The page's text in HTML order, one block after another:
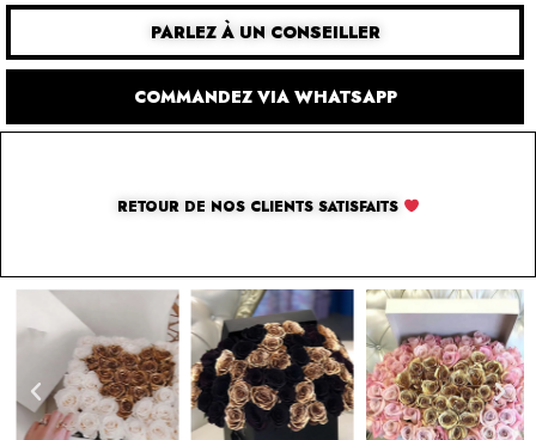
PARLEZ À UN CONSEILLER
COMMANDEZ VIA WHATSAPP
RETOUR DE NOS CLIENTS SATISFAITS